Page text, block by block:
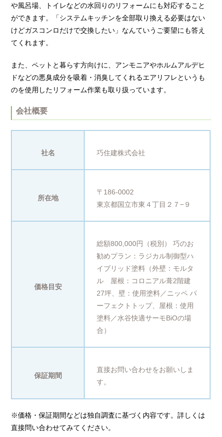
や風呂場、トイレなどの水回りのリフォームにも対応すること
ができます。「システムキッチンを全部取り換える必要はない
けどガスコンロだけで交換したい」なんていうご要望にも答え
てくれます。
また、ペットと暮らす方向けに、アンモニアやホルムアルデヒ
ドなどの悪臭成分を吸着・消臭してくれるエアリフレというも
のを使用したリフォーム作業も取り扱っています。
会社概要
社名 巧住建株式会社
所在地
〒186-0002
東京都国立市東４丁目２７−９
価格目安
総額800,000円（税別） 巧のお
勧めプラン：ラジカル制御型ハ
イブリッド塗料（外壁：モルタ
ル 屋根：コロニアル葺2階建
27坪、壁：使用塗料／ニッペ パ
ーフェクトトップ、屋根：使用
塗料／水谷快適サーモBiOの場
合）
保証期間
直接お問い合わせをお願いしま
す。
※価格・保証期間などは独自調査に基づく内容です。詳しくは
直接問い合わせてみてください。